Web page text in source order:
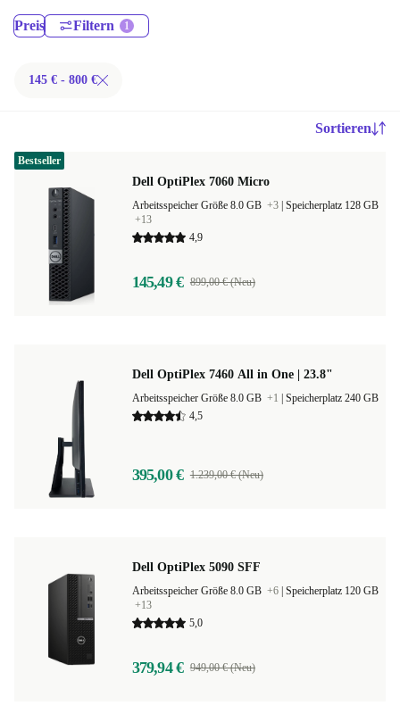
Preis Filtern
145 € - 800 €
Sortieren
Dell OptiPlex 7060 Micro
Arbeitsspeicher Größe 8.0 GB +3 Speicherplatz 128 GB
+13
4,9
145,49 € 899,00 € (Neu)
Bestseller
Dell OptiPlex 7460 All in One | 23.8"
Arbeitsspeicher Größe 8.0 GB +1
Speicherplatz 240 GB
4,5
395,00 € 1.239,00 € (Neu)
Dell OptiPlex 5090 SFF
Arbeitsspeicher Größe 8.0 GB +6 Speicherplatz 120 GB
+13
5,0
379,94 € 949,00 € (Neu)